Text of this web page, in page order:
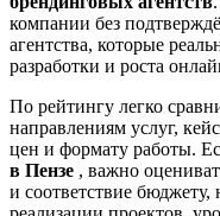
компании без
агентства, которые
разработки и роста
По рейтингу легко
направлениям услуг,
цен и формату работы.
в Пензе , важно
и соответствие